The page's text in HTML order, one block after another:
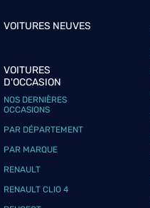
VOITURES NEUVES
VOITURES
D'OCCASION
NOS DERNIÈRES
OCCASIONS
PAR DÉPARTEMENT
PAR MARQUE
RENAULT
RENAULT CLIO 4